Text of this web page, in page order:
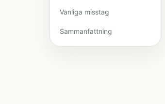
Vanliga misstag
Sammanfattning